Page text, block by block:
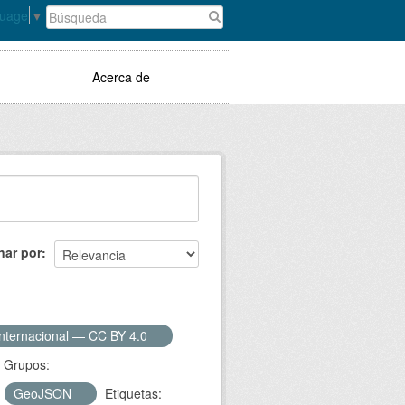
▼
Acerca de
por
— CC BY 4.0
Grupos:
GeoJSON
Etiquetas: